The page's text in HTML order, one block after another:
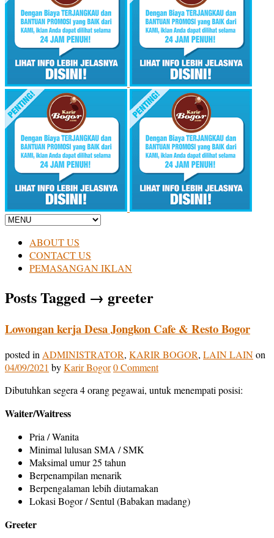
ABOUT US
CONTACT US
PEMASANGAN IKLAN
Posts Tagged → greeter
Lowongan kerja Desa Jongkon Cafe & Resto Bogor
posted inADMINISTRATOR, KARIR BOGOR, LAIN LAINon
04/09/2021 byKarir Bogor0 Comment
Dibutuhkan segera 4 orang pegawai, untuk menempati posisi:
Waiter/Waitress
Pria / Wanita
Minimal lulusan SMA / SMK
Maksimal umur 25 tahun
Berpenampilan menarik
Berpengalaman lebih diutamakan
Lokasi Bogor / Sentul (Babakan madang)
Greeter